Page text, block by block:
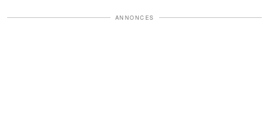
ANNONCES